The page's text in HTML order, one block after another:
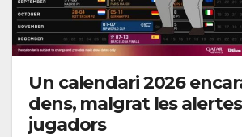
Un calendari 2026
dens, malgrat les
jugadors